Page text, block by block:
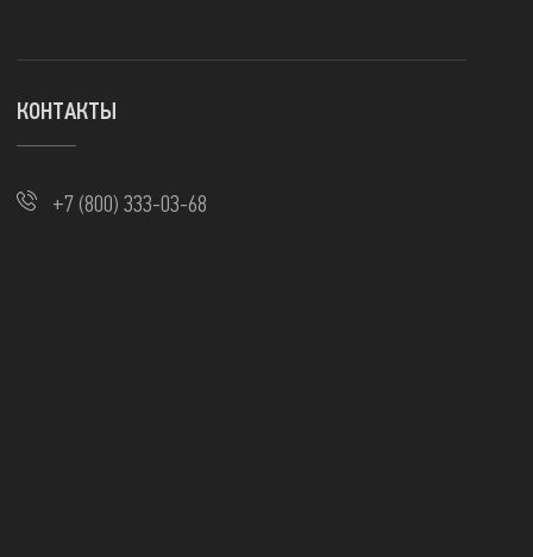
КОНТАКТЫ
+7 (800) 333-03-68